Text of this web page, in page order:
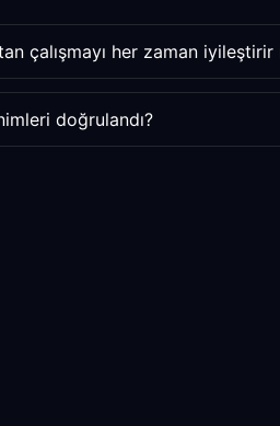
çalışmayı her zaman iyileştirir
doğrulandı?